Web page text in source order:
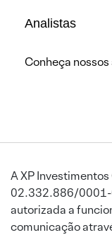
Analistas
Conheça
A XP Investimentos
02.332.886/0001-
autorizada a
comunicação